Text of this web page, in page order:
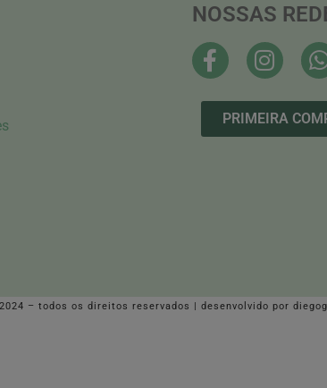
NOSSAS
PRIMEIRA
– todos os direitos reservados | desenvolvido por